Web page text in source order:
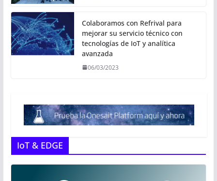
Colaboramos con Refrival para
mejorar su servicio técnico con
tecnologías de IoT y analítica
avanzada
06/03/2023
IoT & EDGE